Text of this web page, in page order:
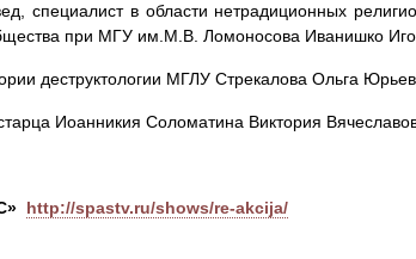
специалист в области нетрадиционных
при МГУ им.М.В. Ломоносова Иванишко
деструктологии МГЛУ Стрекалова Ольга
Иоанникия Соломатина Виктория
http://spastv.ru/shows/re-akcija/